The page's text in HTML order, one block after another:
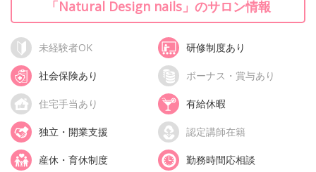
「Natural Design nails」のサロン情報
未経験者OK 研修制度あり
社会保険あり ボーナス・賞与あり
住宅手当あり 有給休暇
独立・開業支援 認定講師在籍
産休・育休制度 勤務時間応相談